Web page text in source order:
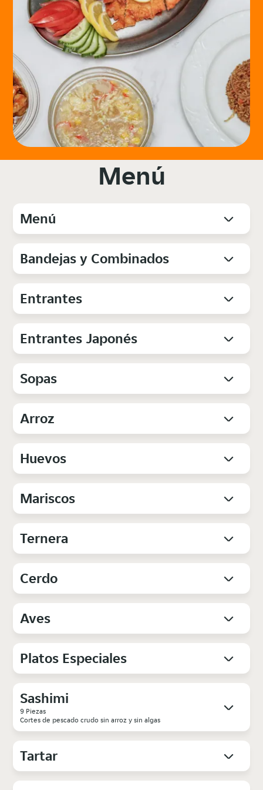
Menú
Menú
Bandejas y Combinados
Entrantes
Entrantes Japonés
Sopas
Arroz
Huevos
Mariscos
Ternera
Cerdo
Aves
Platos Especiales
Sashimi
9 Piezas
Cortes de pescado crudo sin arroz y sin algas
Tartar